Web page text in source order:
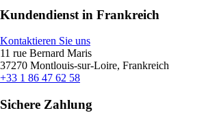
Kundendienst in Frankreich
Kontaktieren Sie uns
11 rue Bernard Maris
37270 Montlouis-sur-Loire, Frankreich
+33 1 86 47 62 58
Sichere Zahlung